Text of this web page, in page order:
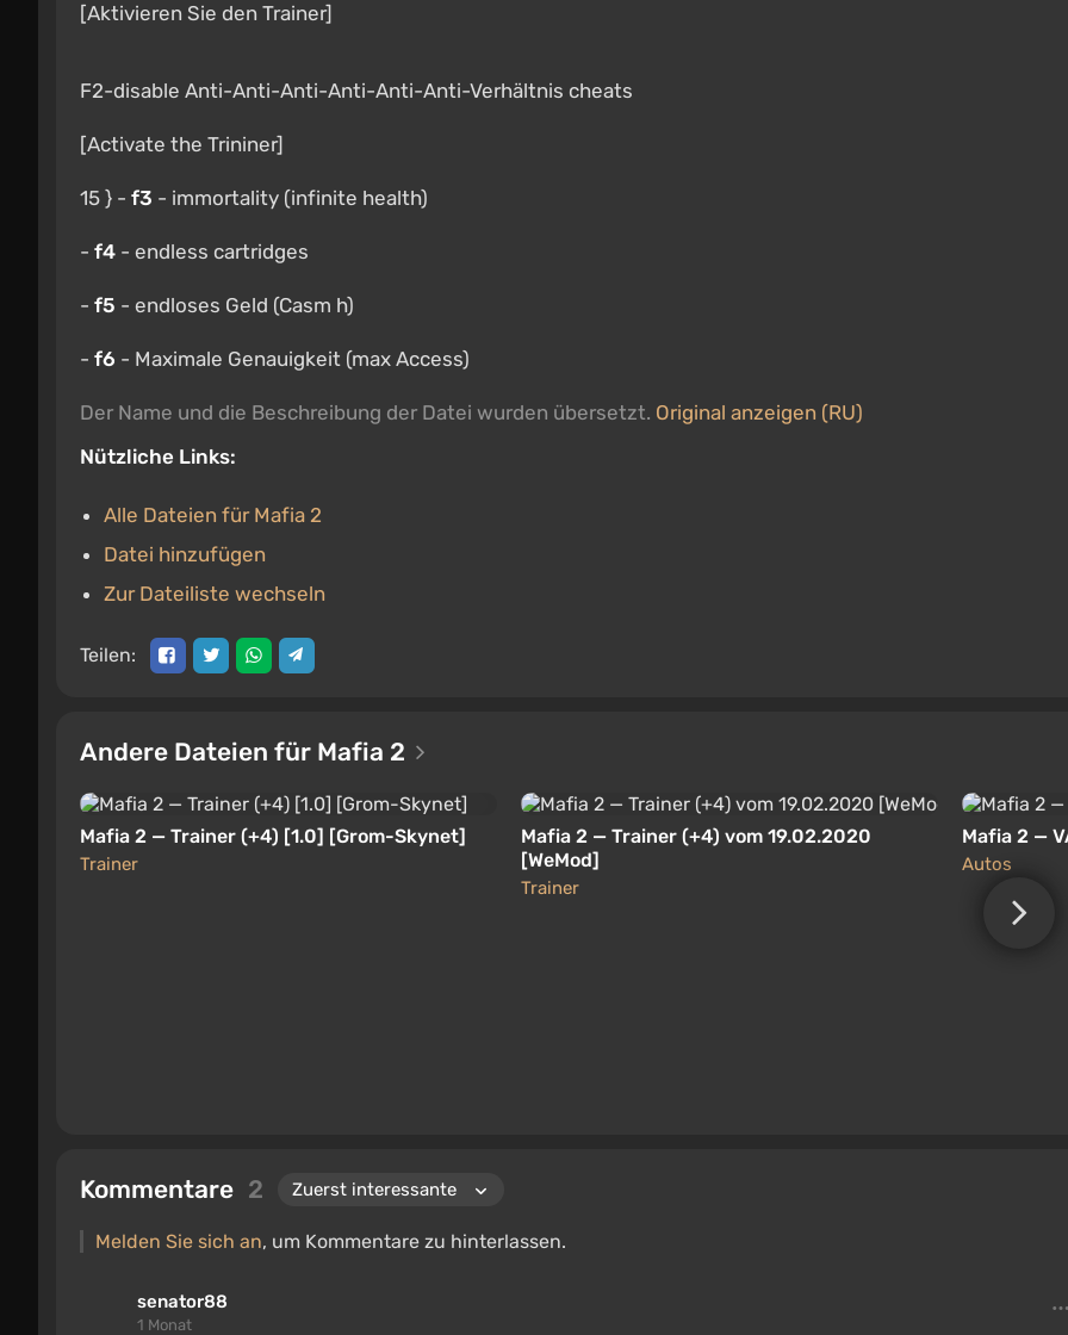
[Aktivieren Sie den Trainer]
F2-disable Anti-Anti-Anti-Anti-Anti-Anti-Verhältnis cheats
[Activate the Trininer]
15 } - f3 - immortality (infinite health)
- f4 - endless cartridges
- f5 - endloses Geld (Casm h)
- f6 - Maximale Genauigkeit (max Access)
Der Name und die Beschreibung der Datei wurden übersetzt. Original anzeigen (RU)
Nützliche Links:
Alle Dateien für Mafia 2
Datei hinzufügen
Zur Dateiliste wechseln
Teilen:
Andere Dateien für Mafia 2
Mafia 2 — Trainer (+4) [1.0] [Grom-Skynet]
Trainer
Mafia 2 — Trainer (+4) vom 19.02.2020
[WeMod]
Trainer
Mafia 2 —
Autos
Kommentare 2
Melden Sie sich an, um Kommentare zu hinterlassen.
senator88
1 Monat